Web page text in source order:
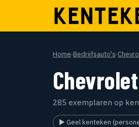
Home›Bedrijfsauto's›
285 exemplaren op
▶ Geel kenteken